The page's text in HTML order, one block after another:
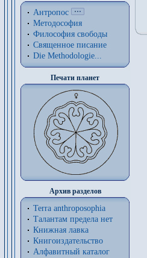
Антропос
Методософия
Философия cвободы
Священное писание
Die Methodologie...
Печати планет
Архив разделов
Terra anthroposophia
Талантам предела нет
Книжная лавка
Книгоиздательство
Алфавитный каталог